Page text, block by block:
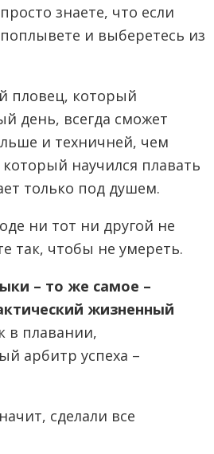
знаете, что если
и выберетесь из
пловец, который
день, всегда сможет
и техничней, чем
научился плавать
только под душем.
ни тот ни другой не
так, чтобы не умереть.
– то же самое –
жизненный
в плавании,
арбитр успеха –
сделали все